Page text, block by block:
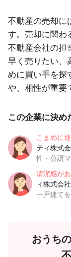
不動産の売却に
す。売却に関わ
不動産会社の担
早く売りたい、
めに買い手を探
や、相性が重要
この企業に決め
こまめに
ティ株式
性・分譲
清潔感が
ィ株式会
一戸建てを
おうち